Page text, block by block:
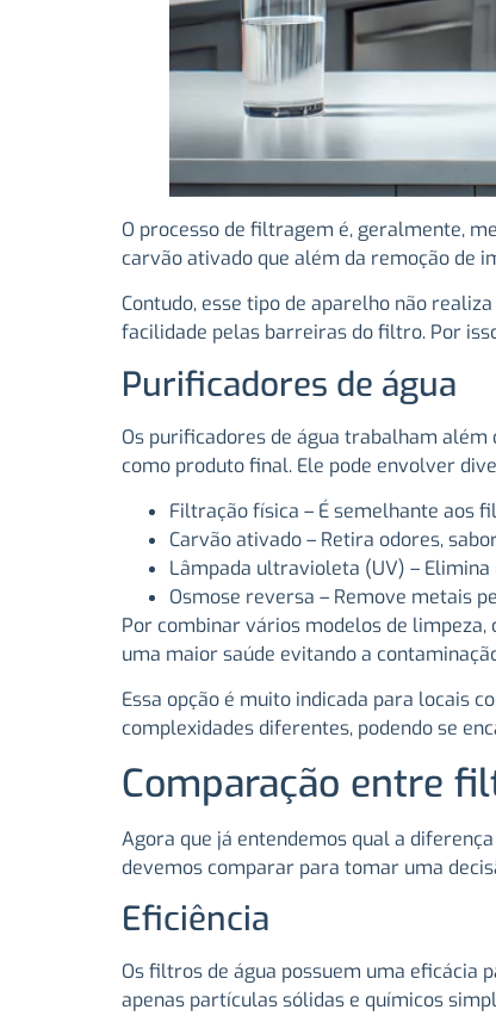
O processo de filtragem é, geralmente,
carvão ativado que além da remoção de
Contudo, esse tipo de aparelho não
facilidade pelas barreiras do filtro. Por
Purificadores de água
Os purificadores de água trabalham
como produto final. Ele pode envolver
Filtração física – É semelhante aos
Carvão ativado – Retira odores,
Lâmpada ultravioleta (UV) –
Osmose reversa – Remove metais
Por combinar vários modelos de
uma maior saúde evitando a
Essa opção é muito indicada para locais
complexidades diferentes, podendo se
Comparação entre
Agora que já entendemos qual a
devemos comparar para tomar uma
Eficiência
Os filtros de água possuem uma eficácia
apenas partículas sólidas e químicos